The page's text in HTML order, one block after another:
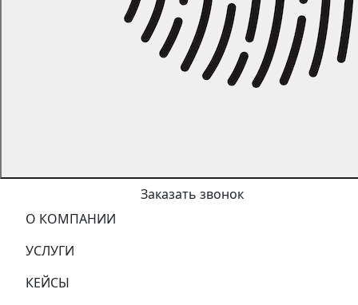
Заказать звонок
О КОМПАНИИ
УСЛУГИ
КЕЙСЫ